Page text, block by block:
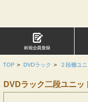
TOP > DVDラック > ２段棚ユ
DVDラック二段ユニッ